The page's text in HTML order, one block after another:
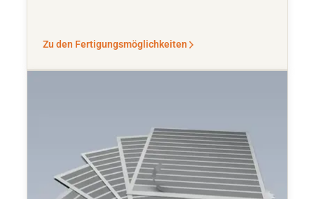
Zu den Fertigungsmöglichkeiten